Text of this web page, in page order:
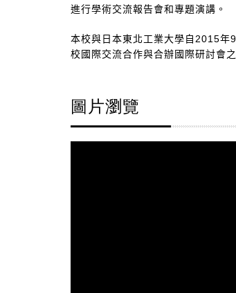
進行學術交流報告會和專題演講。
本校與日本東北工業大學自2015年
校國際交流合作與合辦國際研討會
圖片瀏覽